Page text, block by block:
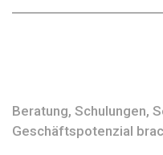
Beratung, Schulungen,
Geschäftspotenzial